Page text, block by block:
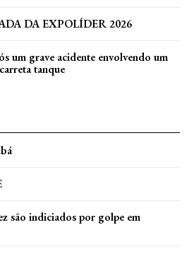
DA EXPOLÍDER 2026
um grave acidente envolvendo um
tanque
são indiciados por golpe em